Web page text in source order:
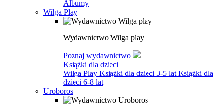
Albumy
Wilga Play
Wydawnictwo Wilga play
Poznaj wydawnictwo
Książki dla dzieci
Wilga Play Książki dla dzieci 3-5 lat Książki dla
dzieci 6-8 lat
Uroboros